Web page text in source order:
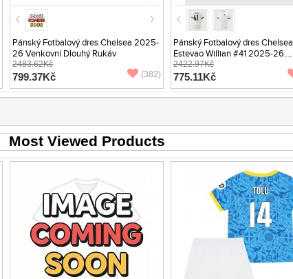
Pánský Fotbalový dres Chelsea 2025-
26 Venkovní Dlouhý Rukáv
2483.62Kč
799.37Kč (382)
Pánský Fotbalový dres Chelsea
Estevao Willian #41 2025-26
Venkovní Krátký Rukáv
2422.97Kč
775.11Kč
Most Viewed Products